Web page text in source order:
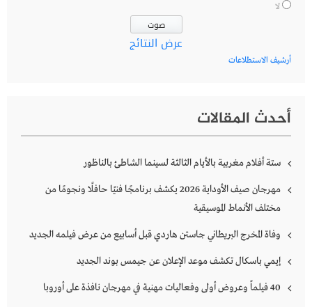
لا
عرض النتائج
أرشيف الاستطلاعات
أحدث المقالات
ستة أفلام مغربية بالأيام الثالثة لسينما الشاطئ بالناظور
مهرجان صيف الأوداية 2026 يكشف برنامجًا فنيًا حافلًا ونجومًا من
مختلف الأنماط الموسيقية
وفاة المخرج البريطاني جاستن هاردي قبل أسابيع من عرض فيلمه الجديد
إيمي باسكال تكشف موعد الإعلان عن جيمس بوند الجديد
40 فيلماً وعروض أولى وفعاليات مهنية في مهرجان نافذة على أوروبا